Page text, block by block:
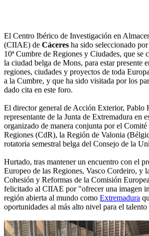
El Centro Ibérico de Investigación en
(CIIAE) de Cáceres ha sido seleccionado
10ª Cumbre de Regiones y Ciudades, que se
la ciudad belga de Mons, para estar presente
regiones, ciudades y proyectos de toda
a la Cumbre, y que ha sido visitada por los
dado cita en este foro.
El director general de Acción Exterior, Pablo
representante de la Junta de Extremadura en
organizado de manera conjunta por el
Regiones (CdR), la Región de Valonia
rotatoria semestral belga del Consejo de la
Hurtado, tras mantener un encuentro con el
Europeo de las Regiones, Vasco Cordeiro, y
Cohesión y Reformas de la Comisión
felicitado al CIIAE por "ofrecer una imagen
región abierta al mundo como Extremadura
oportunidades al más alto nivel para el